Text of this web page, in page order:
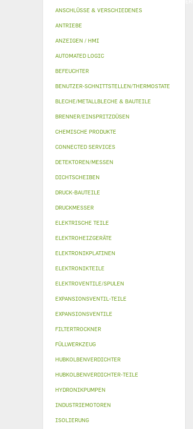
ANSCHLÜSSE & VERSCHIEDENES
ANTRIEBE
ANZEIGEN / HMI
AUTOMATED LOGIC
BEFEUCHTER
BENUTZER-SCHNITTSTELLEN/THERMOSTATE
BLECHE/METALLBLECHE & BAUTEILE
BRENNER/EINSPRITZDÜSEN
CHEMISCHE PRODUKTE
CONNECTED SERVICES
DETEKTOREN/MESSEN
DICHTSCHEIBEN
DRUCK-BAUTEILE
DRUCKMESSER
ELEKTRISCHE TEILE
ELEKTROHEIZGERÄTE
ELEKTRONIKPLATINEN
ELEKTRONIKTEILE
ELEKTROVENTILE/SPULEN
EXPANSIONSVENTIL-TEILE
EXPANSIONSVENTILE
FILTERTROCKNER
FÜLLWERKZEUG
HUBKOLBENVERDICHTER
HUBKOLBENVERDICHTER-TEILE
HYDRONIKPUMPEN
INDUSTRIEMOTOREN
ISOLIERUNG